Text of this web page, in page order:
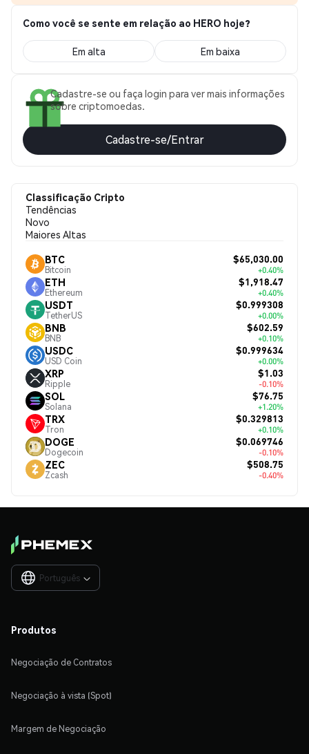
Como você se sente em relação ao HERO hoje?
Em alta Em baixa
Cadastre-se ou faça login para ver mais informações
sobre criptomoedas.
Cadastre-se/Entrar
Classificação Cripto
Tendências
Novo
Maiores Altas
BTC
Bitcoin
$65,030.00
+0.40%
ETH
Ethereum
$1,918.47
+0.40%
USDT
TetherUS
$0.999308
+0.00%
BNB
BNB
$602.59
+0.10%
USDC
USD Coin
$0.999634
+0.00%
XRP
Ripple
$1.03
-0.10%
SOL
Solana
$76.75
+1.20%
TRX
Tron
$0.329813
+0.10%
DOGE
Dogecoin
$0.069746
-0.10%
ZEC
Zcash
$508.75
-0.40%
Português 
Produtos
Negociação de Contratos
Negociação à vista (Spot)
Margem de Negociação